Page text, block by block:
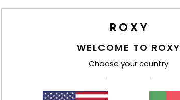
dos clientes
WELCOME TO ROXY
Choose your country